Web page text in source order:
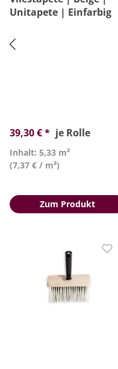
Unitapete | Einfarbig
39,30 € * je Rolle
Inhalt: 5,33 m²
(7,37 € / m²)
Zum Produkt